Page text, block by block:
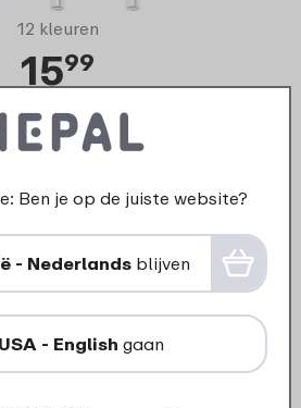
12 kleuren
1599
Bestel
Ben je op de juiste website?
- Nederlands blijven
USA - English gaan